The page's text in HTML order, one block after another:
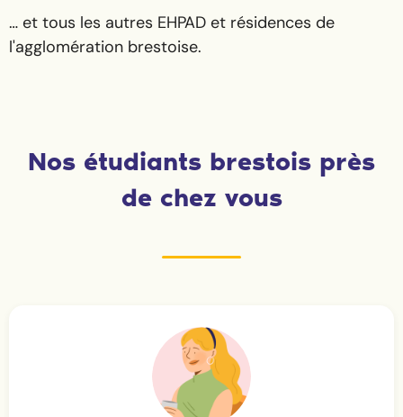
… et tous les autres EHPAD et résidences de
l'agglomération brestoise.
Nos étudiants brestois près
de chez vous